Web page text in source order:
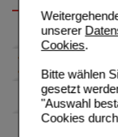
unserer
Cookies.
Bitte wählen
gesetzt
"Auswahl
Cookies